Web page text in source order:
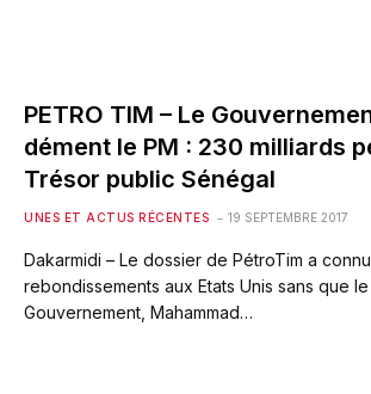
PETRO TIM – Le
dément le PM : 230 milliards
Trésor public Sénégal
UNES ET ACTUS RÉCENTES 19 SEPTEMBRE 2017
Dakarmidi – Le dossier de PétroTim a
rebondissements aux Etats Unis sans que
Gouvernement, Mahammad…